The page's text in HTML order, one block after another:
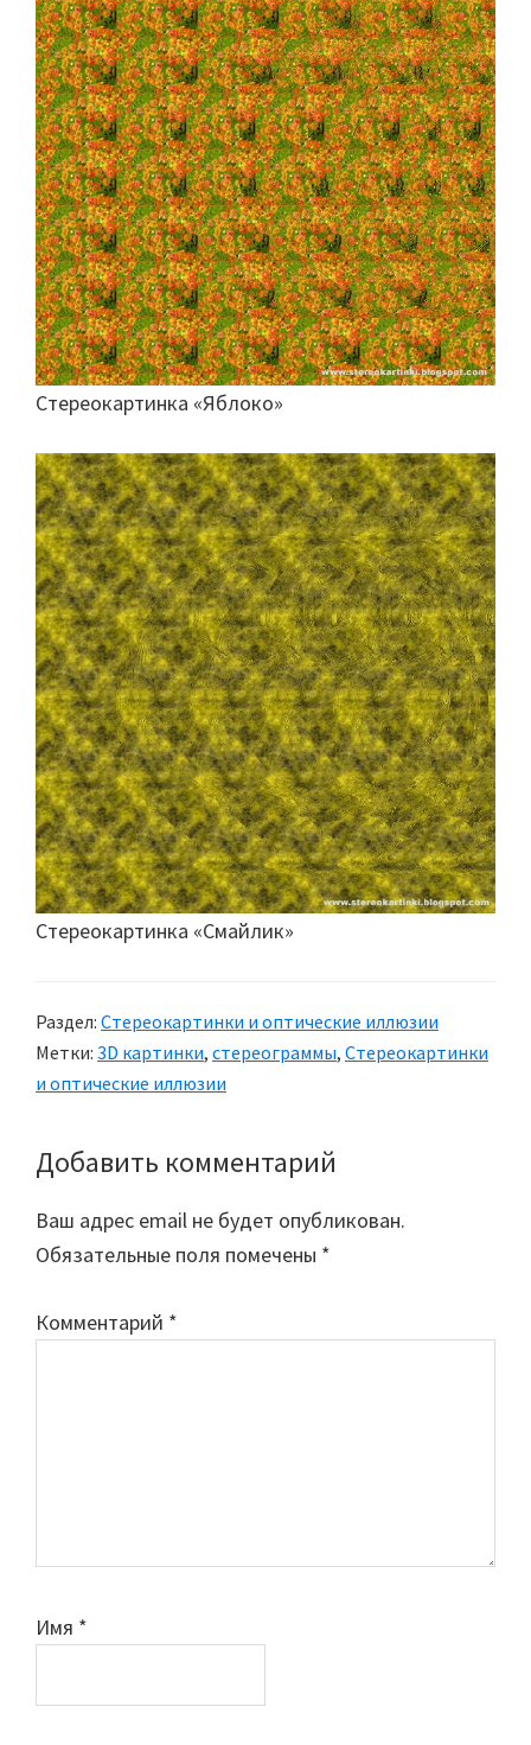
Стереокартинка «Яблоко»
Стереокартинка «Смайлик»
Раздел: Стереокартинки и оптические иллюзии
Метки: 3D картинки, стереограммы, Стереокартинки
и оптические иллюзии
Reader
Interactions
Добавить комментарий
Ваш адрес email не будет опубликован.
Обязательные поля помечены *
Комментарий *
Имя *